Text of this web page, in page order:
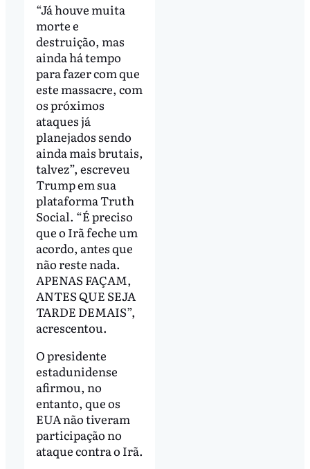
“Já houve muita
morte e
destruição, mas
ainda há tempo
para fazer com que
este massacre, com
os próximos
ataques já
planejados sendo
ainda mais brutais,
talvez”, escreveu
Trump em sua
plataforma Truth
Social. “É preciso
que o Irã feche um
acordo, antes que
não reste nada.
APENAS FAÇAM,
ANTES QUE SEJA
TARDE DEMAIS”,
acrescentou.
O presidente
estadunidense
afirmou, no
entanto, que os
EUA não tiveram
participação no
ataque contra o Irã.